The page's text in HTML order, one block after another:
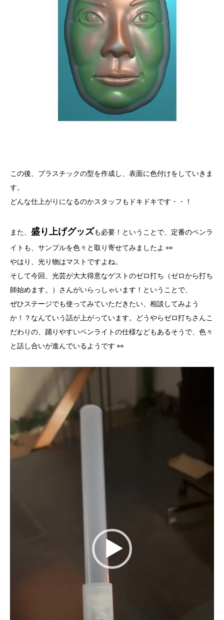
この後、プラスチックの型を作成し、表面に色付けをしていきま
す。
どんな仕上がりになるのかスタッフもドキドキです・・！
また、 盛り上げグッズも必要！ということで、定番のペンラ
イトも、サンプルを色々と取り寄せてみましたよ 👀
やはり、光り物はマストですよね。
そして今回、光芸が大大得意なゲストのゼロ打ち（ゼロから打ち
師始めます。）さんがいらっしゃいます！ということで、
ぜひステージでも使ってみていただきたい、相談してみよう
か！？なんていう話が上がっています。どうやらゼロ打ちさんこ
だわりの、踊りやすいペンライトの仕様などもあるそうで、色々
と話し合いが進んでいるようです 👀